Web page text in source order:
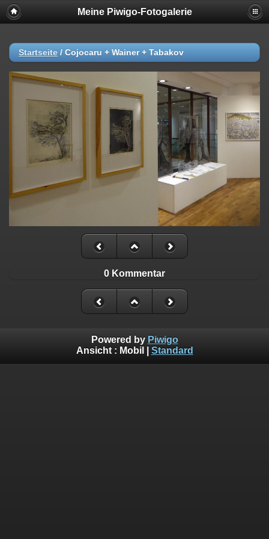
Meine Piwigo-Fotogalerie
Startseite / Cojocaru + Wainer + Tabakov
0 Kommentar
Powered by Piwigo
Ansicht : Mobil Standard